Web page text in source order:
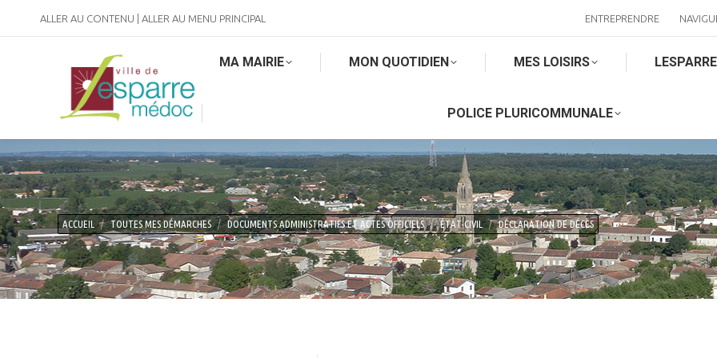
ALLER AU CONTENU ALLER AU MENU PRINCIPAL ENTREPRENDRE
MA MAIRIE MON QUOTIDIEN MES LOISIRS
POLICE PLURICOMMUNALE
Vous êtes ici :
ACCUEIL TOUTES MES DÉMARCHES DOCUMENTS ADMINISTRATIFS ET ACTES OFFICIELS ÉTAT-CIVIL DÉCLARATION DE DÉCÈS